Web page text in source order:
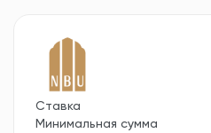
Ставка
Минимальная сумма